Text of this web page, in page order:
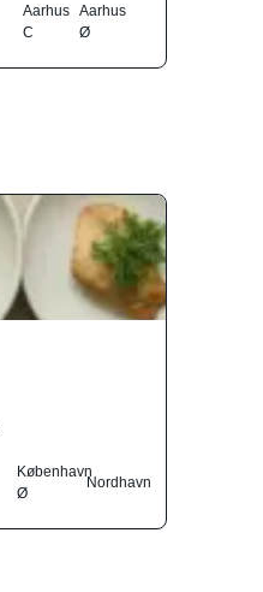
Aarhus
C
Aarhus
Ø
København
Ø
Nordhavn